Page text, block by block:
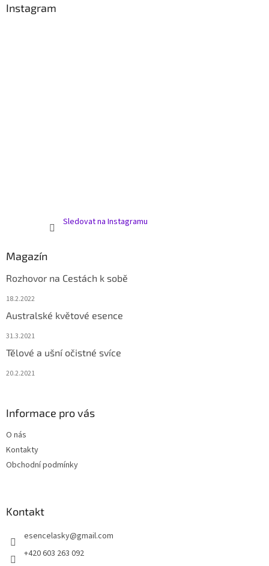
Instagram
Sledovat na Instagramu
Magazín
Rozhovor na Cestách k sobě
18.2.2022
Australské květové esence
31.3.2021
Tělové a ušní očistné svíce
20.2.2021
Informace pro vás
O nás
Kontakty
Obchodní podmínky
Kontakt
esencelasky@gmail.com
+420 603 263 092